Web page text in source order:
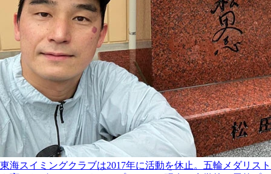
東海スイミングクラブは2017年に活動を休止。五輪メダリスト